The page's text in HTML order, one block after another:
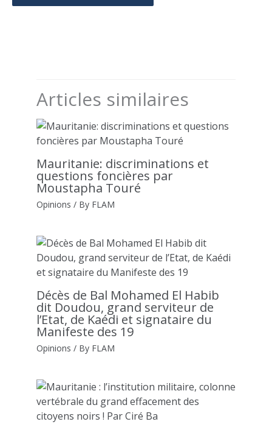
Articles similaires
Mauritanie: discriminations et
questions foncières par
Moustapha Touré
Opinions / By FLAM
Décès de Bal Mohamed El Habib
dit Doudou, grand serviteur de
l’Etat, de Kaédi et signataire du
Manifeste des 19
Opinions / By FLAM